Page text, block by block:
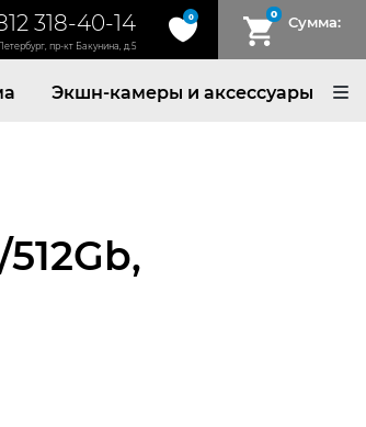
318-40-14
пр-кт Бакунина, д.5
0 0 Сумма:
Экшн-камеры и аксессуары